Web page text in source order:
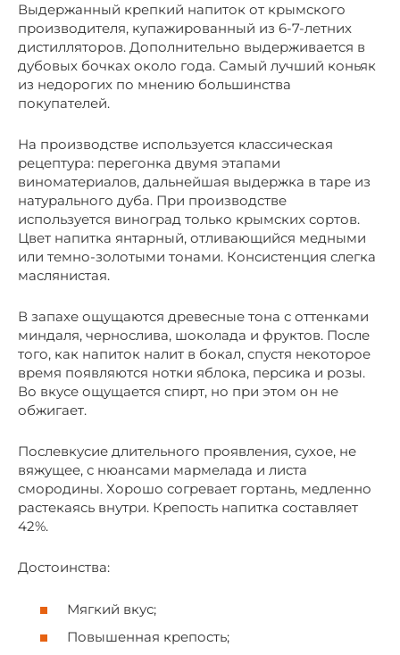
Выдержанный крепкий напиток от крымского
производителя, купажированный из 6-7-летних
дистилляторов. Дополнительно выдерживается в
дубовых бочках около года. Самый лучший коньяк
из недорогих по мнению большинства
покупателей.
На производстве используется классическая
рецептура: перегонка двумя этапами
виноматериалов, дальнейшая выдержка в таре из
натурального дуба. При производстве
используется виноград только крымских сортов.
Цвет напитка янтарный, отливающийся медными
или темно-золотыми тонами. Консистенция слегка
маслянистая.
В запахе ощущаются древесные тона с оттенками
миндаля, чернослива, шоколада и фруктов. После
того, как напиток налит в бокал, спустя некоторое
время появляются нотки яблока, персика и розы.
Во вкусе ощущается спирт, но при этом он не
обжигает.
Послевкусие длительного проявления, сухое, не
вяжущее, с нюансами мармелада и листа
смородины. Хорошо согревает гортань, медленно
растекаясь внутри. Крепость напитка составляет
42%.
Достоинства:
Мягкий вкус;
Повышенная крепость;